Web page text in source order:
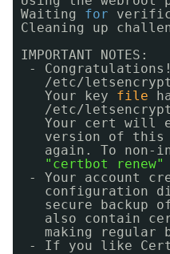
Waiting for
Cleaning up
IMPORTANT NOTES:
-
/etc/
Your key file
/etc/
Your cert will
version of
again. To
"certbot renew"
- Your account
configuration
secure
also contain
making
- If you like